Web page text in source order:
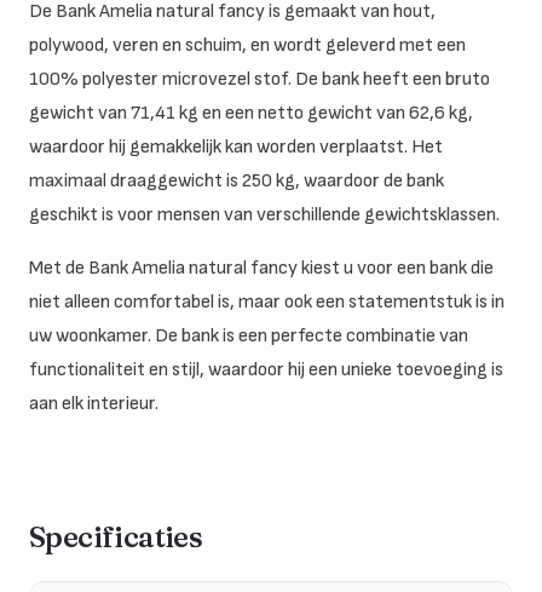
De Bank Amelia natural fancy is gemaakt van hout,
polywood, veren en schuim, en wordt geleverd met een
100% polyester microvezel stof. De bank heeft een bruto
gewicht van 71,41 kg en een netto gewicht van 62,6 kg,
waardoor hij gemakkelijk kan worden verplaatst. Het
maximaal draaggewicht is 250 kg, waardoor de bank
geschikt is voor mensen van verschillende gewichtsklassen.
Met de Bank Amelia natural fancy kiest u voor een bank die
niet alleen comfortabel is, maar ook een statementstuk is in
uw woonkamer. De bank is een perfecte combinatie van
functionaliteit en stijl, waardoor hij een unieke toevoeging is
aan elk interieur.
Specificaties